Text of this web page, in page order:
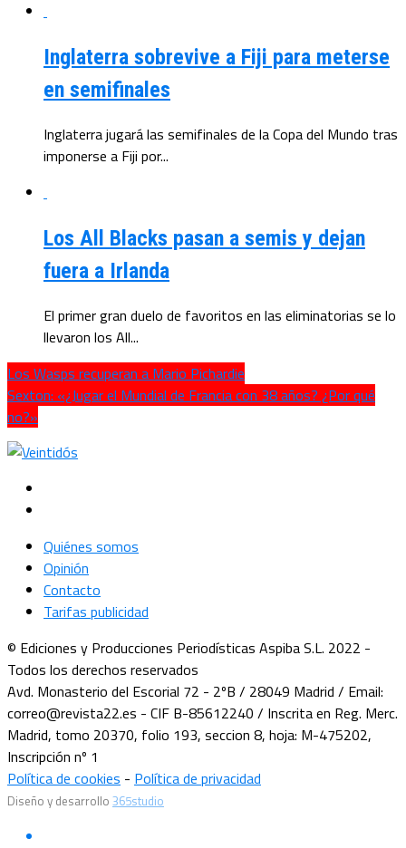
Inglaterra sobrevive a Fiji para meterse
en semifinales
Inglaterra jugará las semifinales de la Copa del Mundo tras
imponerse a Fiji por...
Los All Blacks pasan a semis y dejan
fuera a Irlanda
El primer gran duelo de favoritos en las eliminatorias se lo
llevaron los All...
Los Wasps recuperan a Mario Pichardie
Sexton: «¿Jugar el Mundial de Francia con 38 años? ¿Por qué
no?»
Quiénes somos
Opinión
Contacto
Tarifas publicidad
© Ediciones y Producciones Periodísticas Aspiba S.L. 2022 -
Todos los derechos reservados
Avd. Monasterio del Escorial 72 - 2ºB / 28049 Madrid / Email:
correo@revista22.es - CIF B-85612240 / Inscrita en Reg. Merc.
Madrid, tomo 20370, folio 193, seccion 8, hoja: M-475202,
Inscripción nº 1
Política de cookies - Política de privacidad
Diseño y desarrollo 365studio